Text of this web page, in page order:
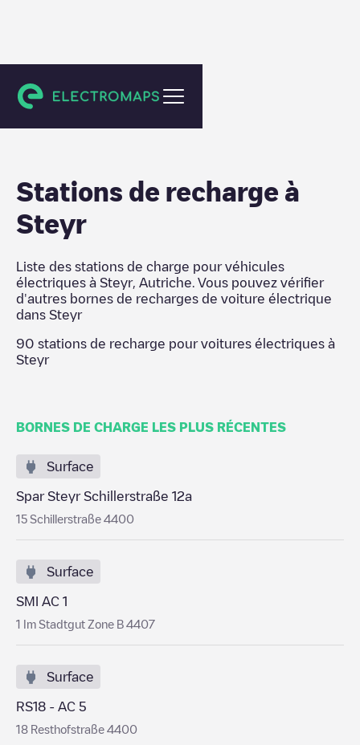
Steyr
Stations de recharge à
Steyr
Liste des stations de charge pour véhicules
électriques à Steyr, Autriche . Vous pouvez vérifier
d'autres bornes de recharges de voiture électrique
dans Steyr
90 stations de recharge pour voitures électriques à
Steyr
BORNES DE CHARGE LES PLUS RÉCENTES
Surface
Spar Steyr Schillerstraße 12a
15 Schillerstraße 4400
Surface
SMI AC 1
1 Im Stadtgut Zone B 4407
Surface
RS18 - AC 5
18 Resthofstraße 4400